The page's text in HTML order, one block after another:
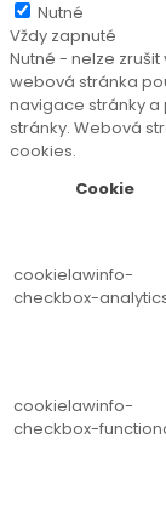
Nutné
Vždy zapnuté
Nutné - nelze
webová stránka
navigace stránky
stránky. Webová
cookies.
Cookie
cookielawinfo-
checkbox-
cookielawinfo-
checkbox-